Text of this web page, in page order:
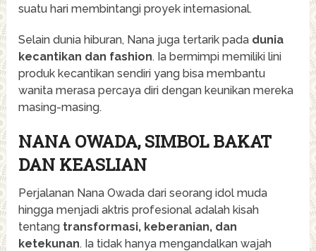
suatu hari membintangi proyek internasional.
Selain dunia hiburan, Nana juga tertarik pada dunia
kecantikan dan fashion. Ia bermimpi memiliki lini
produk kecantikan sendiri yang bisa membantu
wanita merasa percaya diri dengan keunikan mereka
masing-masing.
NANA OWADA, SIMBOL BAKAT
DAN KEASLIAN
Perjalanan Nana Owada dari seorang idol muda
hingga menjadi aktris profesional adalah kisah
tentang transformasi, keberanian, dan
ketekunan. Ia tidak hanya mengandalkan wajah